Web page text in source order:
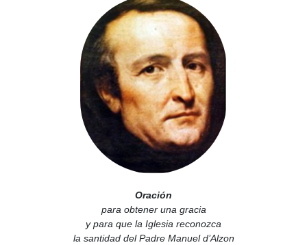
Oración
para obtener una gracia
y para que la Iglesia reconozca
la santidad del Padre Manuel d’Alzon